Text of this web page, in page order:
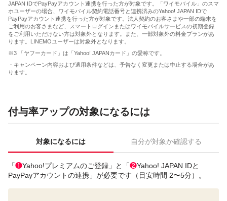
JAPAN IDでPayPayアカウント連携を行った方が対象です。「ワイモバイル」のスマ
ホユーザーの場合、ワイモバイル契約電話番号と連携済みのYahoo! JAPAN IDで
PayPayアカウント連携を行った方が対象です。法人契約のお客さまや一部の端末を
ご利用のお客さまなど、スマートログインまたはワイモバイルサービスの初期登録
をご利用いただけない方は対象外となります。また、一部対象外の料金プランがあ
ります。LINEMOユーザーは対象外となります。
※3 「ヤフーカード」は「Yahoo! JAPANカード」の愛称です。
・キャンペーン内容および適用条件などは、予告なく変更または中止する場合があ
ります。
付与率アップの対象になるには
対象になるには 自分が対象か確認する
「❶Yahoo!プレミアムのご登録」と「❷Yahoo! JAPAN IDと
PayPayアカウントの連携」が必要です（目安時間 2〜5分）。